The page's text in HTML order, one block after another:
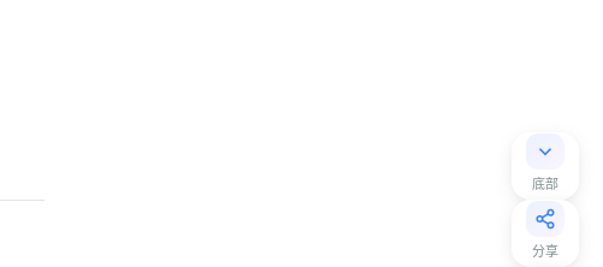
底部
分享